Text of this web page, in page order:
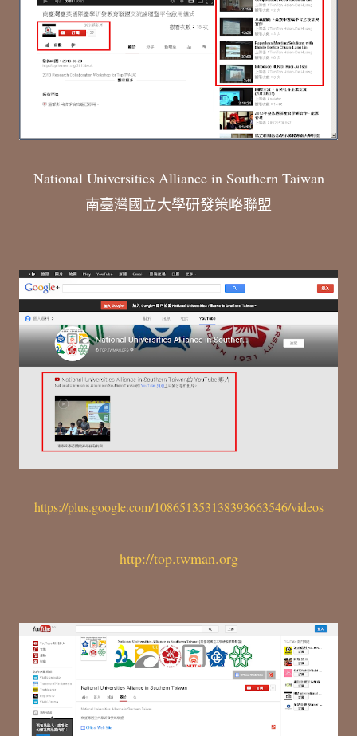
National Universities Alliance in Southern Taiwan
南臺灣國立大學研發策略聯盟
https://plus.google.com/108651353138393663546/videos
http://top.twman.org